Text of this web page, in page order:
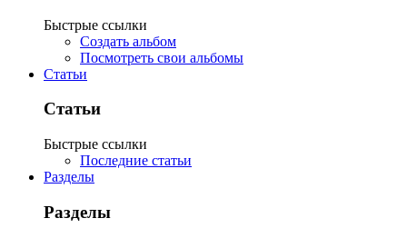
Быстрые ссылки
Создать альбом
Посмотреть свои альбомы
Статьи
Статьи
Быстрые ссылки
Последние статьи
Разделы
Разделы